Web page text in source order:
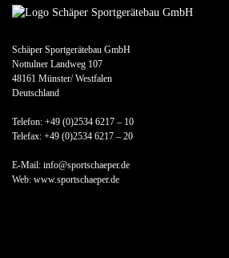
Schäper Sportgerätebau GmbH
Nottulner Landweg 107
48161 Münster/ Westfalen
Deutschland
Telefon: +49 (0)2534 6217 – 10
Telefax: +49 (0)2534 6217 – 20
E-Mail: info@sportschaeper.de
Web: www.sportschaeper.de